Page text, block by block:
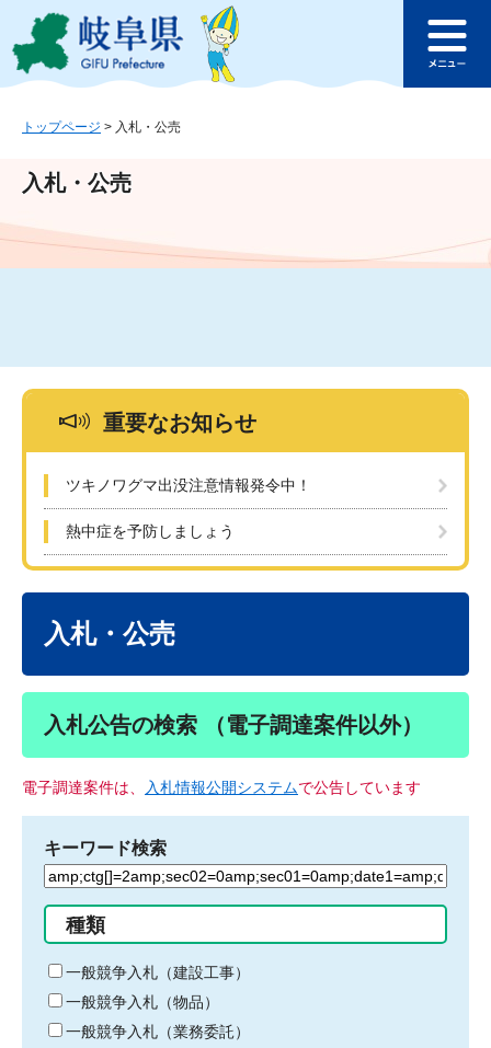
ジ
ュ
文
このページの本文へ
ュ
トップページ > 入札・公売
入札・公売
重要なお知らせ
ツキノワグマ出没注意情報発令中！
熱中症を予防しましょう
入札・公売
入札公告の検索 （電子調達案件以外）
電子調達案件は、 入札情報公開システムで公告しています
キーワード検索
検
る
キ
ー
ワ
ー
種類
一般競争入札（建設工事）
一般競争入札（物品）
一般競争入札（業務委託）